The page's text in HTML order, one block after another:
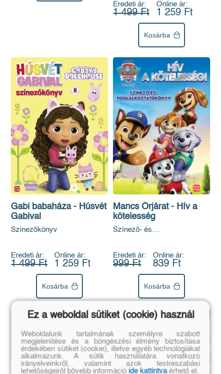
Eredeti ár:
1 499 Ft
Online ár:
1 259 Ft
Kosárba
Gabi babaháza - Húsvét
Gabival
Színezőkönyv
Eredeti ár:
1 499 Ft
Online ár:
1 259 Ft
Kosárba
Mancs Őrjárat - Hív a
kötelesség
Színező- és
Eredeti ár:
999 Ft
Online ár:
839 Ft
Kosárba
Ez a weboldal sütiket (cookie) használ
Weboldalunk tartalmának személyre szabott
megjelenítése és a böngészési élmény biztosítása
érdekében sütiket (cookie), illetve egyéb technológiákat
alkalmazunk. A sütik használatára vonatkozó
irányelveinkről, valamint azok testreszabási
lehetőségeiről bővebb információ ide kattintvaérhető el.